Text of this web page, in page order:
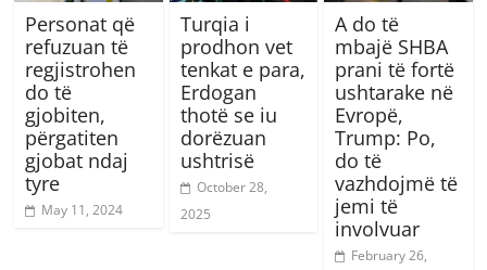
Personat që
refuzuan të
regjistrohen
do të
gjobiten,
përgatiten
gjobat ndaj
tyre
May 11, 2024
Turqia i
prodhon vet
tenkat e para,
Erdogan
thotë se iu
dorëzuan
ushtrisë
October 28,
2025
A do të
mbajë SHBA
prani të fortë
ushtarake në
Evropë,
Trump: Po,
do të
vazhdojmë të
jemi të
involvuar
February 26,